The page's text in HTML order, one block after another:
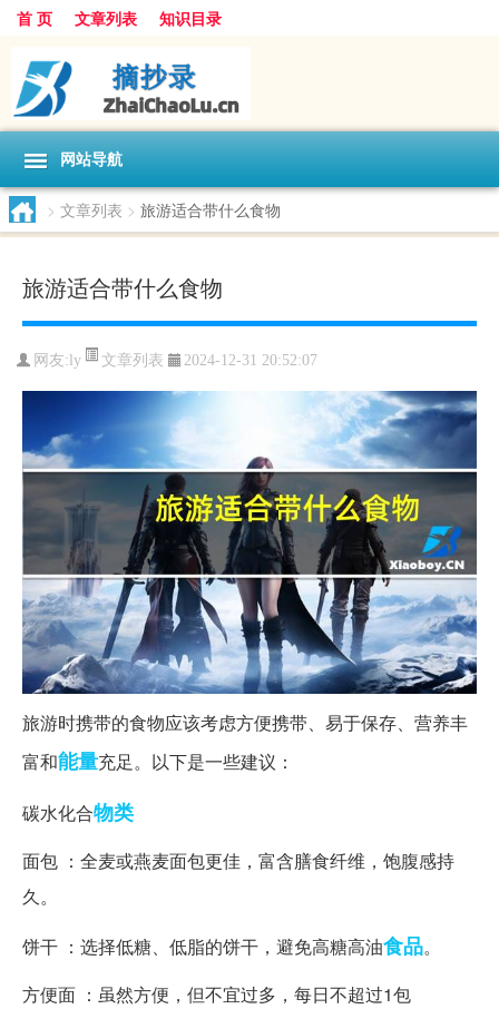
首 页 文章列表 知识目录
网站导航
> 文章列表 > 旅游适合带什么食物
旅游适合带什么食物
网友: ly 文章列表 2024-12-31 20:52:07
旅游时携带的食物应该考虑方便携带、易于保存、营养丰
富和能量充足。以下是一些建议：
碳水化合物类
面包 ：全麦或燕麦面包更佳，富含膳食纤维，饱腹感持
久。
饼干 ：选择低糖、低脂的饼干，避免高糖高油食品。
方便面 ：虽然方便，但不宜过多，每日不超过1包